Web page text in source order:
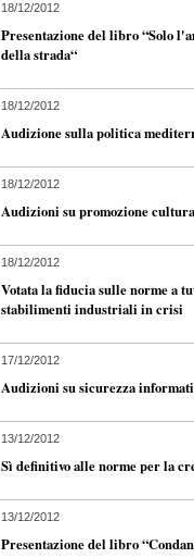
18/12/2012
Presentazione del libro “Solo
della strada“
18/12/2012
Audizione sulla politica
18/12/2012
Audizioni su promozione
18/12/2012
Votata la fiducia sulle norme a
stabilimenti industriali in crisi
17/12/2012
Audizioni su sicurezza
13/12/2012
Sì definitivo alle norme per la
13/12/2012
Presentazione del libro